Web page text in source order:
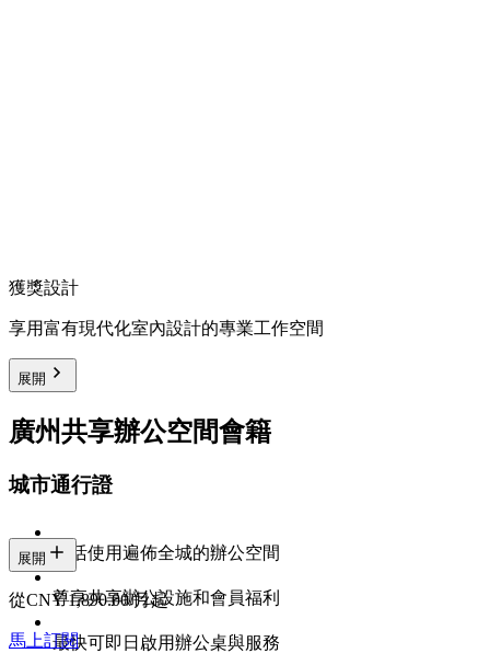
獲獎設計
享用富有現代化室內設計的專業工作空間
展開
廣州共享辦公空間會籍
城市通行證
靈活使用遍佈全城的辦公空間
尊享共享辦公設施和會員福利
最快可即日啟用辦公桌與服務
展開
從CNY 1,890.00/月起
馬上訂閱